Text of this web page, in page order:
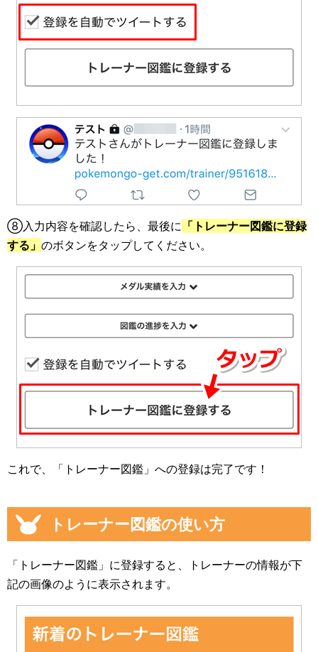
⑧入力内容を確認したら、最後に 「トレーナー図鑑に登録
する」 のボタンをタップしてください。
これで、「トレーナー図鑑」への登録は完了です！
トレーナー図鑑の使い方
「トレーナー図鑑」に登録すると、トレーナーの情報が下
記の画像のように表示されます。